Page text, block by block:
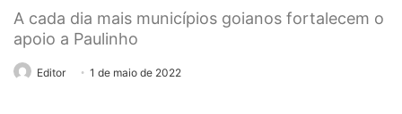
A cada dia mais municípios goianos fortalecem o
apoio a Paulinho
Editor 1 de maio de 2022